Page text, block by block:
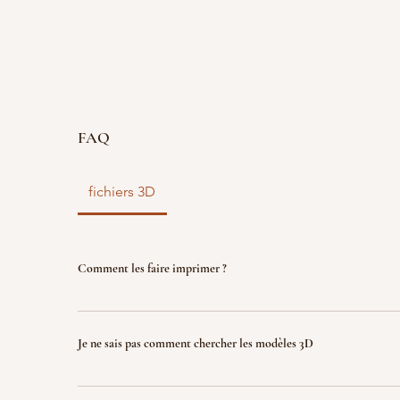
FAQ
fichiers 3D
Comment les faire imprimer ?
vous disposez d'un fichier 3D ? faites le nous
garantir la propriété intellectuelle.
Je ne sais pas comment chercher les modèles 3D
Indiquez nous ce que vous recherchez (jeux,